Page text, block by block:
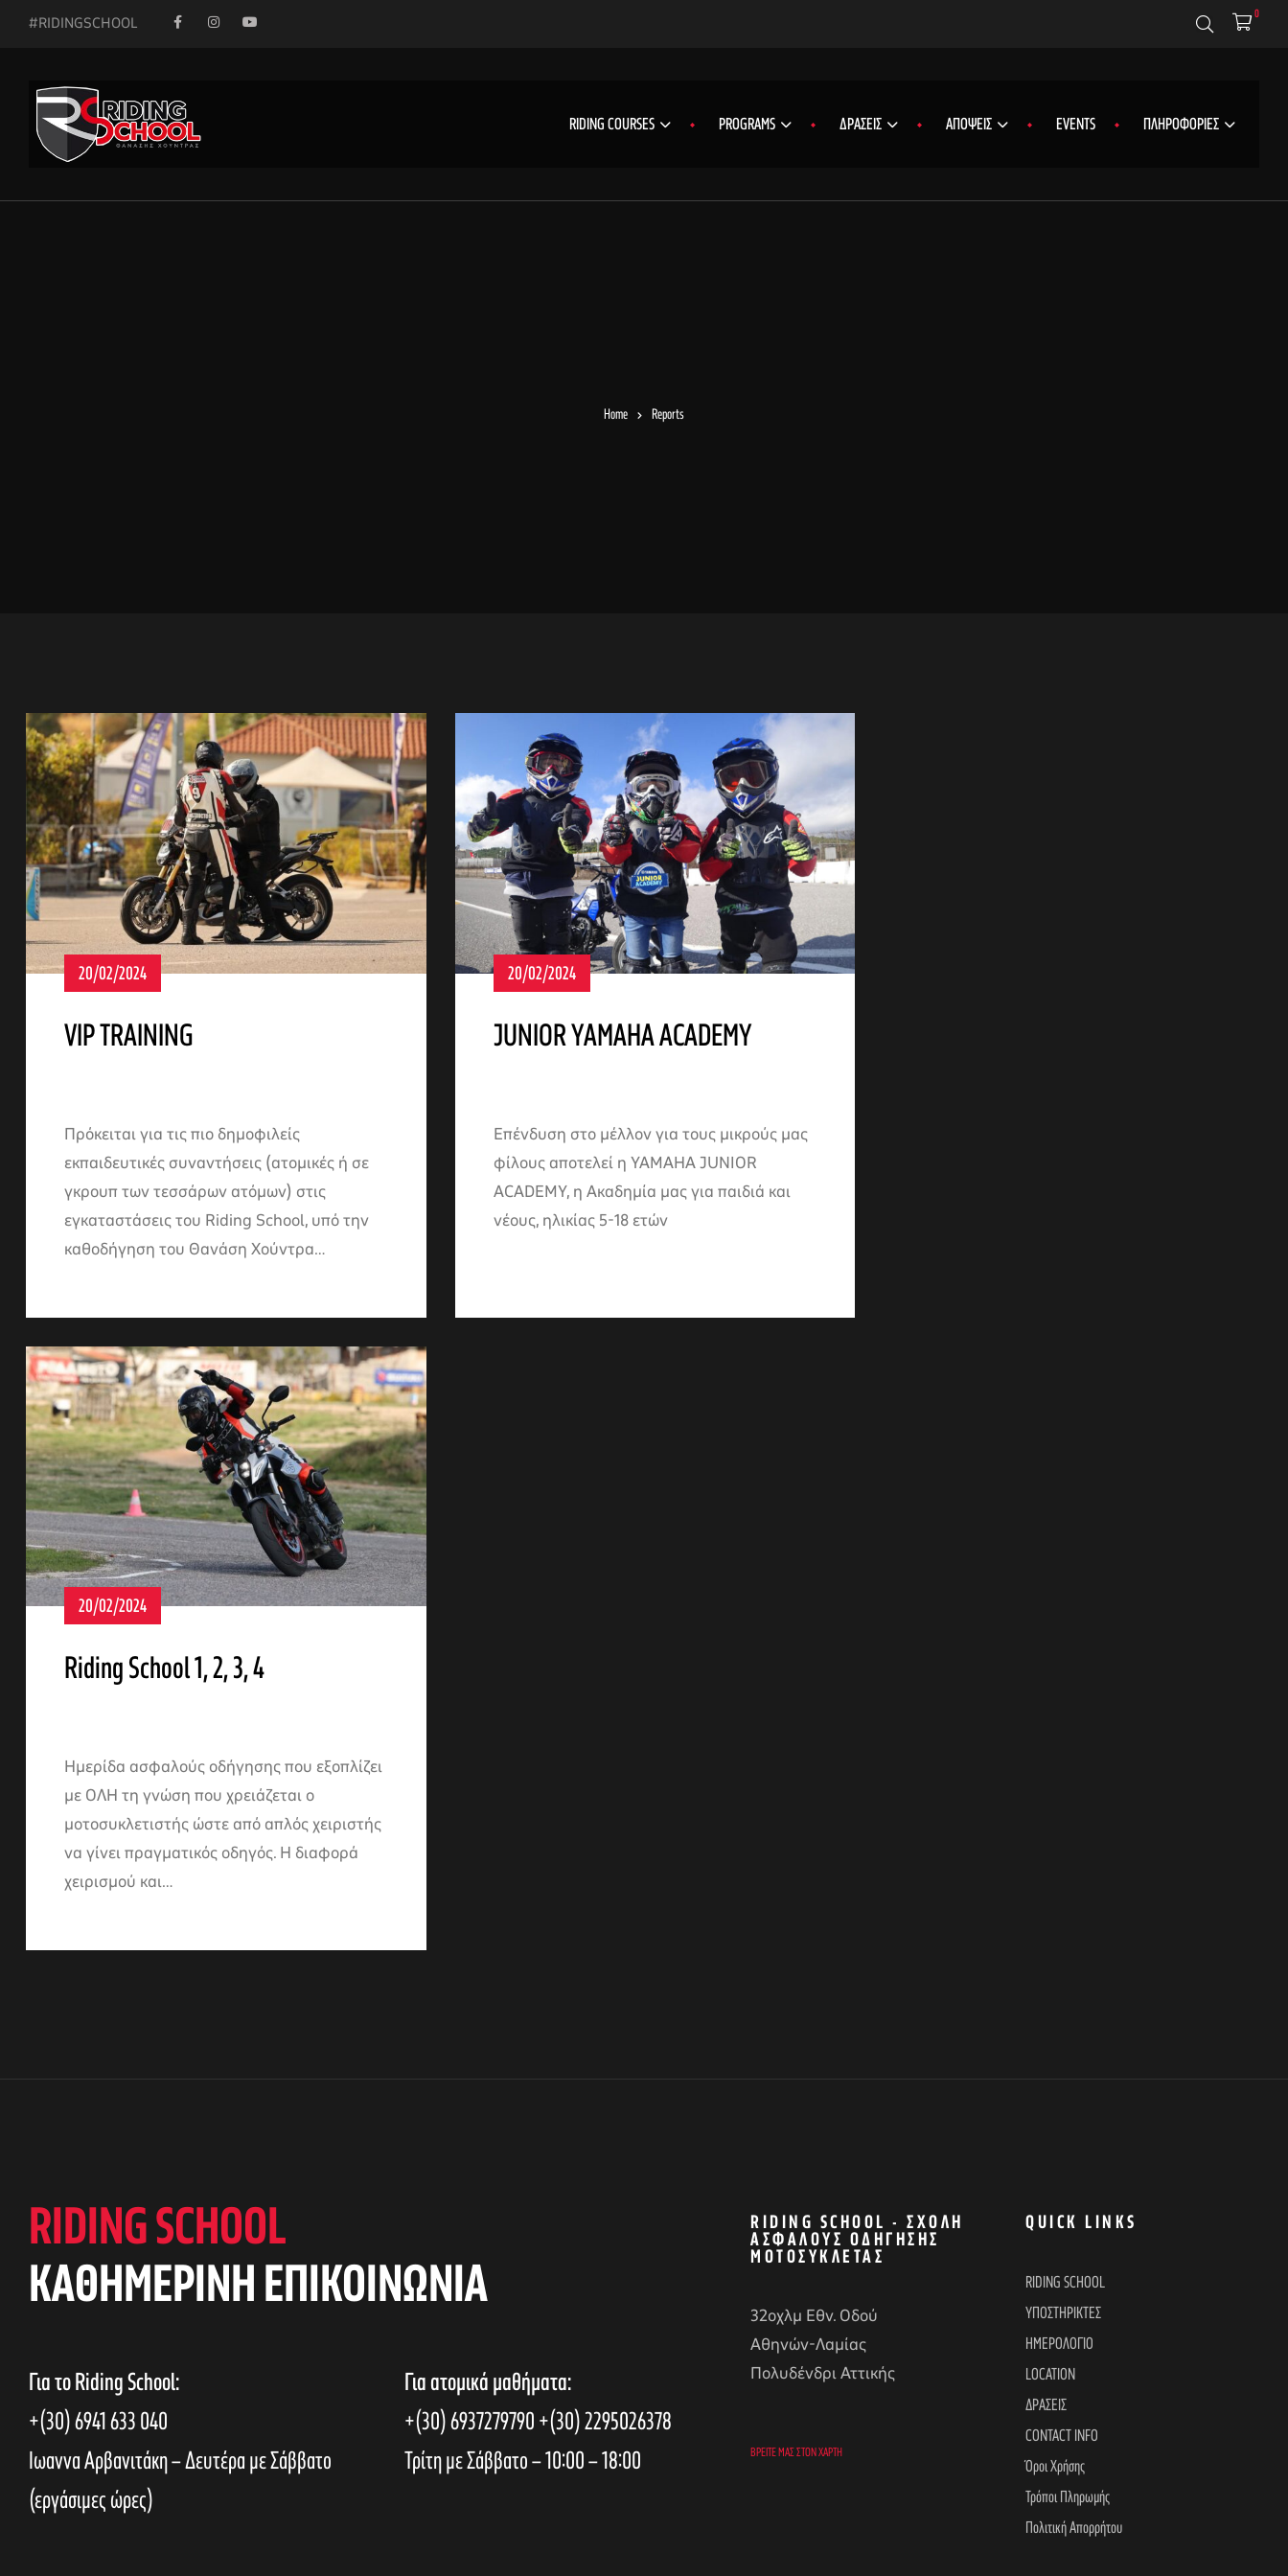
#RIDINGSCHOOL 0
RIDING COURSES PROGRAMS ΔΡΑΣΕΙΣ ΑΠΟΨΕΙΣ EVENTS ΠΛΗΡΟΦΟΡΙΕΣ
Home Reports
VIP TRAINING
20/02/2024
Πρόκειται για τις πιο δημοφιλείς
εκπαιδευτικές συναντήσεις (ατομικές ή σε
γκρουπ των τεσσάρων ατόμων) στις
εγκαταστάσεις του Riding School, υπό την
καθοδήγηση του Θανάση Χούντρα…
JUNIOR YAMAHA ACADEMY
20/02/2024
Επένδυση στο μέλλον για τους μικρούς μας
φίλους αποτελεί η YAMAHA JUNIOR
ACADEMY, η Aκαδημία μας για παιδιά και
νέους, ηλικίας 5-18 ετών
Riding School 1, 2, 3, 4
20/02/2024
Ημερίδα ασφαλούς οδήγησης που εξοπλίζει
με ΟΛΗ τη γνώση που χρειάζεται ο
μοτοσυκλετιστής ώστε από απλός χειριστής
να γίνει πραγματικός οδηγός. Η διαφορά
χειρισμού και…
RIDING SCHOOL
KAΘΗΜΕΡΙΝΗ ΕΠΙΚΟΙΝΩΝΙΑ
Για το Riding School:
+(30) 6941 633 040
Ιωαννα Αρβανιτάκη – Δευτέρα με Σάββατο
(εργάσιμες ώρες)
Για ατομικά μαθήματα:
+(30) 6937279790+(30) 2295026378
Τρίτη με Σάββατο – 10:00 – 18:00
RIDING SCHOOL - ΣΧΟΛΉ
ΑΣΦΑΛΟΎΣ ΟΔΉΓΗΣΗΣ
ΜΟΤΟΣΥΚΛΈΤΑΣ
32οχλμ Εθν. Οδού
Αθηνών-Λαμίας
Πολυδένδρι Αττικής
ΒΡΕΊΤΕ ΜΑΣ ΣΤΟΝ ΧΆΡΤΗ
QUICK LINKS
RIDING SCHOOL
ΥΠΟΣΤΗΡΙΚΤΕΣ
ΗΜΕΡΟΛΟΓΙΟ
LOCATION
ΔΡΑΣΕΙΣ
CONTACT INFO
Όροι Χρήσης
Τρόποι Πληρωμής
Πολιτική Απορρήτου
στο